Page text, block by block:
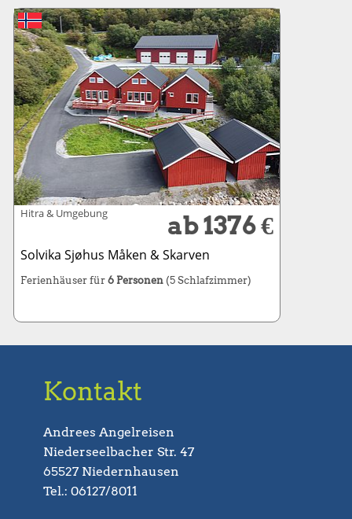
Hitra & Umgebung ab 1376 €
Solvika Sjøhus Måken & Skarven
Ferienhäuser für 6 Personen (5 Schlafzimmer)
Kontakt
Andrees Angelreisen
Niederseelbacher Str. 47
65527 Niedernhausen
Tel.: 06127/8011